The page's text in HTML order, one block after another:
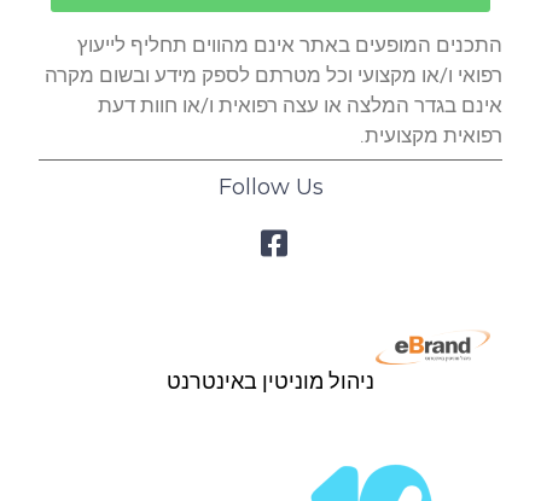
התכנים המופעים באתר אינם מהווים תחליף לייעוץ
רפואי ו/או מקצועי וכל מטרתם לספק מידע ובשום מקרה
אינם בגדר המלצה או עצה רפואית ו/או חוות דעת
רפואית מקצועית.
Follow Us
ניהול מוניטין באינטרנט